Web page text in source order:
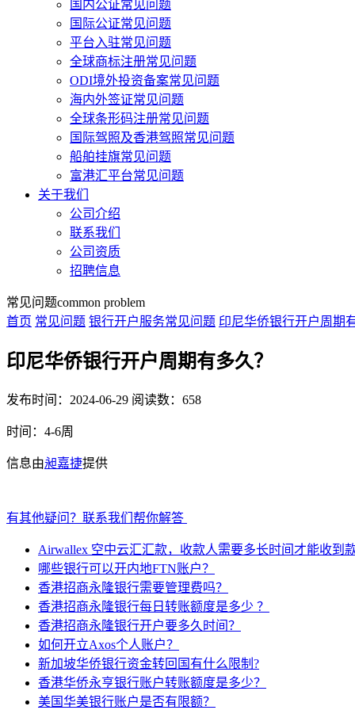
国内公证常见问题
国际公证常见问题
平台入驻常见问题
全球商标注册常见问题
ODI境外投资备案常见问题
海内外签证常见问题
全球条形码注册常见问题
国际驾照及香港驾照常见问题
船舶挂旗常见问题
富港汇平台常见问题
关于我们
公司介绍
联系我们
公司资质
招聘信息
常见问题common problem
首页 常见问题 银行开户服务常见问题 印尼华侨银行开户周期
印尼华侨银行开户周期有多久？
发布时间：2024-06-29 阅读数：658
时间：4-6周
信息由昶嘉捷提供
有其他疑问？联系我们帮你解答
Airwallex 空中云汇汇款，收款人需要多长时间才能收到
哪些银行可以开内地FTN账户？
香港招商永隆银行需要管理费吗？
香港招商永隆银行每日转账额度是多少 ？
香港招商永隆银行开户要多久时间？
如何开立Axos个人账户？
新加坡华侨银行资金转回国有什么限制?
香港华侨永亨银行账户转账额度是多少？
美国华美银行账户是否有限额？